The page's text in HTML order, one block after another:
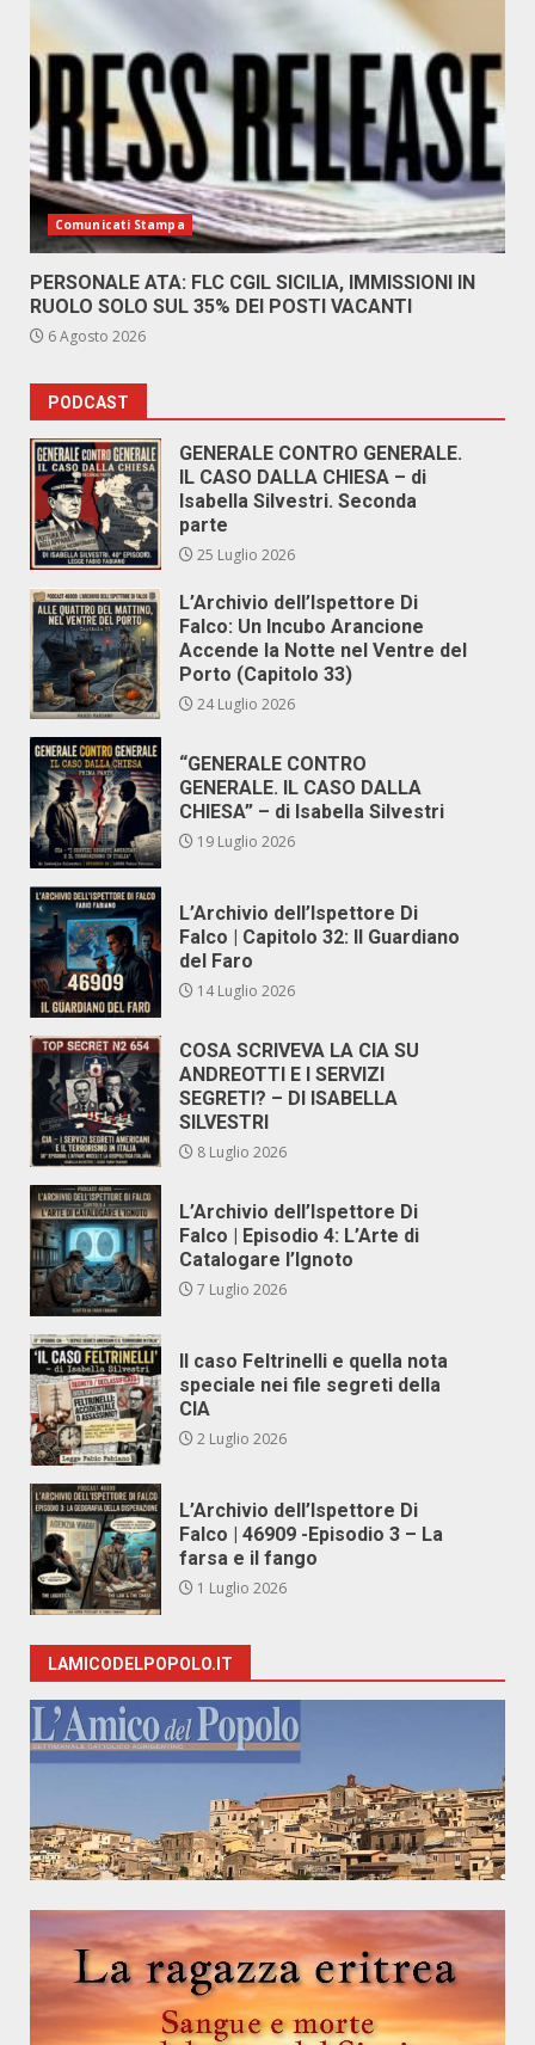
Comunicati Stampa
PERSONALE ATA: FLC CGIL SICILIA, IMMISSIONI IN
RUOLO SOLO SUL 35% DEI POSTI VACANTI
6 Agosto 2026
PODCAST
GENERALE CONTRO GENERALE.
IL CASO DALLA CHIESA – di
Isabella Silvestri. Seconda
parte
25 Luglio 2026
L’Archivio dell’Ispettore Di
Falco: Un Incubo Arancione
Accende la Notte nel Ventre del
Porto (Capitolo 33)
24 Luglio 2026
“GENERALE CONTRO
GENERALE. IL CASO DALLA
CHIESA” – di Isabella Silvestri
19 Luglio 2026
L’Archivio dell’Ispettore Di
Falco | Capitolo 32: Il Guardiano
del Faro
14 Luglio 2026
COSA SCRIVEVA LA CIA SU
ANDREOTTI E I SERVIZI
SEGRETI? – DI ISABELLA
SILVESTRI
8 Luglio 2026
L’Archivio dell’Ispettore Di
Falco | Episodio 4: L’Arte di
Catalogare l’Ignoto
7 Luglio 2026
Il caso Feltrinelli e quella nota
speciale nei file segreti della
CIA
2 Luglio 2026
L’Archivio dell’Ispettore Di
Falco | 46909 -Episodio 3 – La
farsa e il fango
1 Luglio 2026
LAMICODELPOPOLO.IT